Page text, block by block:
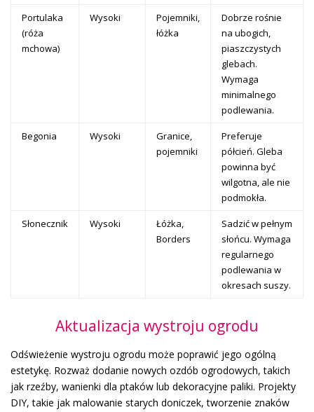
Portulaka
(róża
mchowa)
Wysoki
Pojemniki,
łóżka
Dobrze rośnie
na ubogich,
piaszczystych
glebach.
Wymaga
minimalnego
podlewania.
Begonia Wysoki
Granice,
pojemniki
Preferuje
półcień. Gleba
powinna być
wilgotna, ale nie
podmokła.
Słonecznik Wysoki
Łóżka,
Borders
Sadzić w pełnym
słońcu. Wymaga
regularnego
podlewania w
okresach suszy.
Aktualizacja wystroju ogrodu
Odświeżenie wystroju ogrodu może poprawić jego ogólną
estetykę. Rozważ dodanie nowych ozdób ogrodowych, takich
jak rzeźby, wanienki dla ptaków lub dekoracyjne paliki. Projekty
DIY, takie jak malowanie starych doniczek, tworzenie znaków